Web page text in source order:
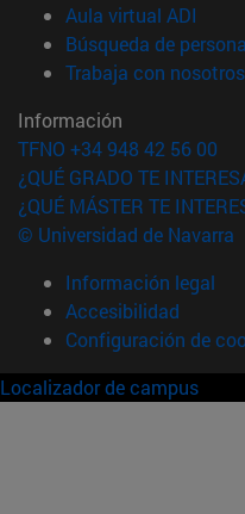
Aula virtual ADI
Búsqueda de
Trabaja con nosotros
Información
TFNO +34 948 42 56 00
¿QUÉ GRADO TE
¿QUÉ MÁSTER TE
© Universidad de Navarra
Información legal
Accesibilidad
Configuración de
Localizador de campus